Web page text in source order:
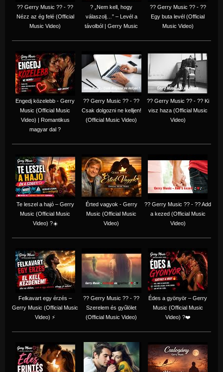
?? Gerry Music ?? - ??
Nézz az ég felé (Official
Music Video)
? „Nem kell, hogy
válaszolj…” – Levél a
távolból | Gerry Music
?? Gerry Music ?? - ??
Egy buta levél (Official
Music Video)
Engedj közelebb - Gerry
Music (Official Music
Video) | Romantikus
magyar dal ?
?? Gerry Music ?? - ??
Csak dolgozni ne kelljen!
(Official Music Video)
?? Gerry Music ?? - ?? Ki
visz haza (Official Music
Video)
Te leszel a hajó – Gerry
Music (Official Music
Video) ?☀️
Érted vagyok - Gerry
Music (Official Music
Video)
?? Gerry Music ?? - ?? Add
a kezed (Official Music
Video)
Felkavart egy érzés –
Gerry Music (Official Music
Video) ⚡
?? Gerry Music ?? - ??
Szerelem és gyűlölet
(Official Music Video)
Édes a gyönyör – Gerry
Music (Official Music
Video) ?❤️